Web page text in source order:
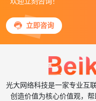
 立即咨询
光大网络科技是一家专业互
创造价值为核心价值观，